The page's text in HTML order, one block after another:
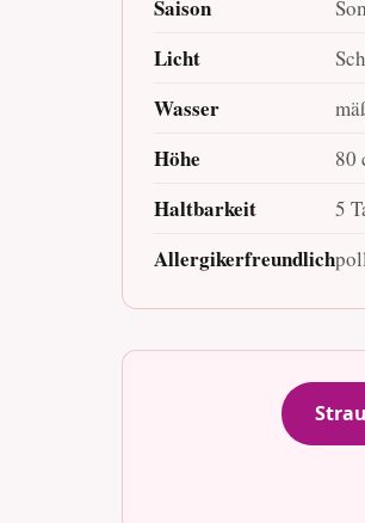
Saison
Licht
Wasser
Höhe 80
Haltbarkeit 5
Allergikerfreundlich